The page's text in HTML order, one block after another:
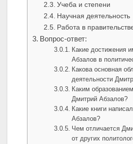
Учеба и степени
Научная деятельность
Работа в
Вопрос-ответ:
Какие достижения
Абзалов в
Какова основная
деятельности
Каким
Дмитрий Абзалов?
Какие книги
Абзалов?
Чем отличается
от других